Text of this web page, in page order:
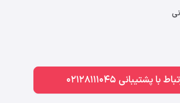
با پشتیبانی 02128111045